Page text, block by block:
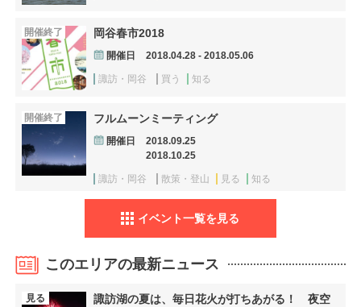
開催終了 岡谷春市2018
開催日 2018.04.28 - 2018.05.06
諏訪・岡谷 買う 知る
開催終了 フルムーンミーティング
開催日
2018.09.25
2018.10.25
諏訪・岡谷 散策・登山 見る 知る
イベント一覧を見る
このエリアの最新ニュース
見る
諏訪湖の夏は、毎日花火が打ちあがる！ 夜空